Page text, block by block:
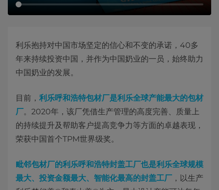
利乐抱持对中国市场坚定的信心和不变的承诺，40多
年来持续投资中国，并作为中国奶业的一员，始终助力
中国奶业的发展。
目前， 利乐呼和浩特包材厂是利乐全球产能最大的包材
厂。2020年，该厂凭借生产管理的高度完善、质量上
的持续提升及帮助客户提高竞争力等方面的卓越表现，
荣获中国首个TPM世界级奖。
毗邻包材厂的利乐呼和浩特封盖工厂也是利乐全球规模
最大、投资金额最大、智能化最高的封盖工厂 ，以生产